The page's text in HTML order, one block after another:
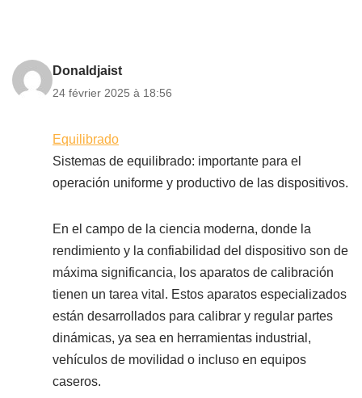
Donaldjaist
24 février 2025 à 18:56
Equilibrado
Sistemas de equilibrado: importante para el
operación uniforme y productivo de las dispositivos.
En el campo de la ciencia moderna, donde la
rendimiento y la confiabilidad del dispositivo son de
máxima significancia, los aparatos de calibración
tienen un tarea vital. Estos aparatos especializados
están desarrollados para calibrar y regular partes
dinámicas, ya sea en herramientas industrial,
vehículos de movilidad o incluso en equipos
caseros.